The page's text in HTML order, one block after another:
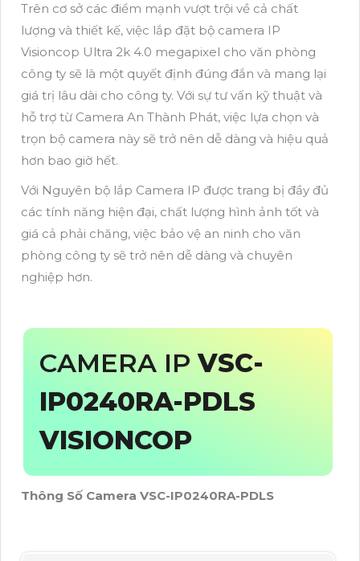
Trên cơ sở các điểm mạnh vượt trội về cả chất
lượng và thiết kế, việc lắp đặt bộ camera IP
Visioncop Ultra 2k 4.0 megapixel cho văn phòng
công ty sẽ là một quyết định đúng đắn và mang lại
giá trị lâu dài cho công ty. Với sự tư vấn kỹ thuật và
hỗ trợ từ Camera An Thành Phát, việc lựa chọn và
trọn bộ camera này sẽ trở nên dễ dàng và hiệu quả
hơn bao giờ hết.
Với Nguyên bộ lắp Camera IP được trang bị đầy đủ
các tính năng hiện đại, chất lượng hình ảnh tốt và
giá cả phải chăng, việc bảo vệ an ninh cho văn
phòng công ty sẽ trở nên dễ dàng và chuyên
nghiệp hơn.
CAMERA IPVSC-
IP0240RA-PDLS
VISIONCOP
Thông Số Camera VSC-IP0240RA-PDLS